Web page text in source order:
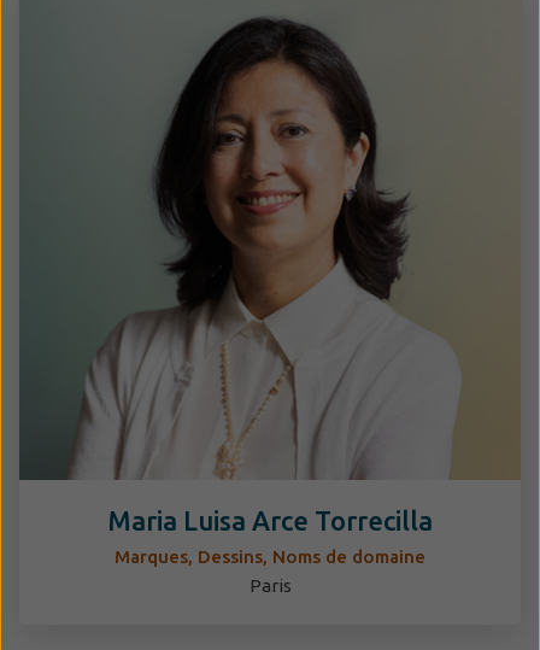
Maria Luisa Arce Torrecilla
Marques, Dessins, Noms de domaine
Paris